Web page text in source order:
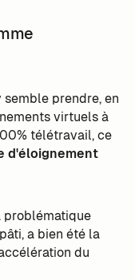
prendre, en
virtuels à
télétravail, ce
d'éloignement
problématique
a bien été la
du